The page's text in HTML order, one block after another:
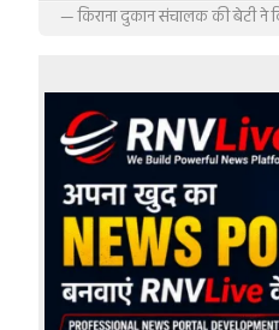
— किराना दुकान संचालक की बेटी